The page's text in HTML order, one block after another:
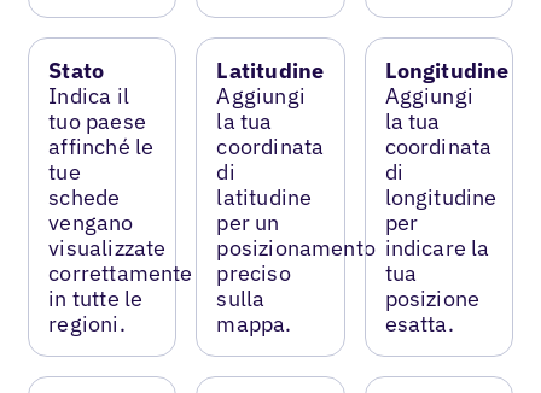
Stato
Indica il
tuo paese
affinché le
tue
schede
vengano
visualizzate
correttamente
in tutte le
regioni.
Latitudine
Aggiungi
la tua
coordinata
di
latitudine
per un
posizionamento
preciso
sulla
mappa.
Longitudine
Aggiungi
la tua
coordinata
di
longitudine
per
indicare la
tua
posizione
esatta.